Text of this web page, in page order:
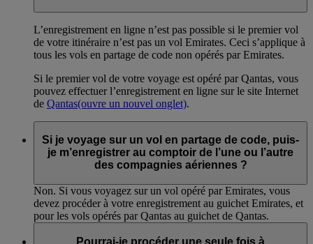
L’enregistrement en ligne n’est pas possible si le premier vol
de votre itinéraire n’est pas un vol Emirates. Ceci s’applique à
tous les vols en partage de code non opérés par Emirates.
Si le premier vol de votre voyage est opéré par Qantas, vous
pouvez effectuer l’enregistrement en ligne sur le site Internet
de Qantas(ouvre un nouvel onglet).
Si je voyage sur un vol en partage de code, puis-
je m’enregistrer au comptoir de l’une ou l’autre
des compagnies aériennes ?
Non. Si vous voyagez sur un vol opéré par Emirates, vous
devez procéder à votre enregistrement au guichet Emirates, et
pour les vols opérés par Qantas au guichet de Qantas.
Pourrai-je procéder une seule fois à